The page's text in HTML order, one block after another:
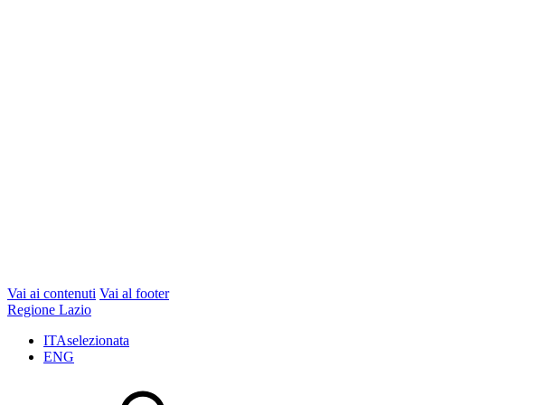
Vai ai contenuti Vai al footer
Regione Lazio
ITAselezionata
ENG